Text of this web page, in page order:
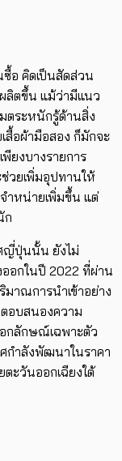
อ คิดเป็นสัดส่วน
ลิตขึ้น แม้ว่ามีแนว
ตระหนักรู้ด้านสิ่ง
สื้อผ้ามือสอง ก็มักจะ
ยงบางรายการ
วยเพิ่มอุปทานให้
ำหน่ายเพิ่มขึ้น แต่
ก
ญี่ปุ่นนั้น ยังไม่
ออกในปี 2022 ที่ผ่าน
าณการนำเข้าอย่าง
อบสนองความ
กลักษณ์เฉพาะตัว
กำลังพัฒนาในราคา
ตะวันออกเฉียงใต้